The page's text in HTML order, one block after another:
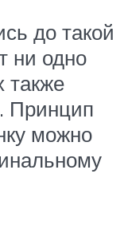
до такой
ни одно
также
Принцип
можно